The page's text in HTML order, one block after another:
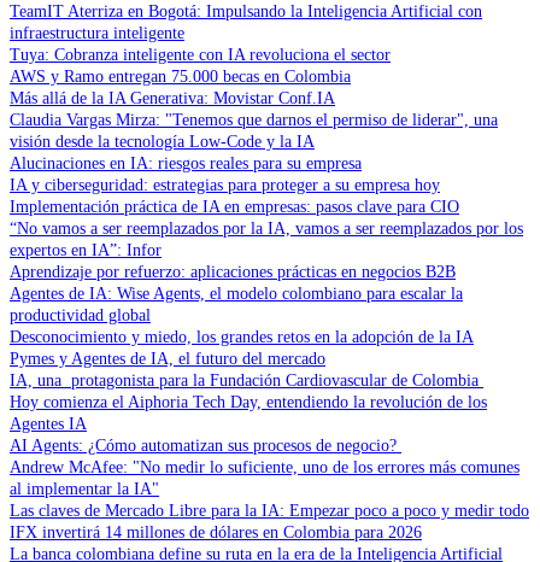
TeamIT Aterriza en Bogotá: Impulsando la Inteligencia Artificial con
infraestructura inteligente
Tuya: Cobranza inteligente con IA revoluciona el sector
AWS y Ramo entregan 75.000 becas en Colombia
Más allá de la IA Generativa: Movistar Conf.IA
Claudia Vargas Mirza: "Tenemos que darnos el permiso de liderar", una
visión desde la tecnología Low-Code y la IA
Alucinaciones en IA: riesgos reales para su empresa
IA y ciberseguridad: estrategias para proteger a su empresa hoy
Implementación práctica de IA en empresas: pasos clave para CIO
“No vamos a ser reemplazados por la IA, vamos a ser reemplazados por los
expertos en IA”: Infor
Aprendizaje por refuerzo: aplicaciones prácticas en negocios B2B
Agentes de IA: Wise Agents, el modelo colombiano para escalar la
productividad global
Desconocimiento y miedo, los grandes retos en la adopción de la IA
Pymes y Agentes de IA, el futuro del mercado
IA, una protagonista para la Fundación Cardiovascular de Colombia
Hoy comienza el Aiphoria Tech Day, entendiendo la revolución de los
Agentes IA
AI Agents: ¿Cómo automatizan sus procesos de negocio?
Andrew McAfee: "No medir lo suficiente, uno de los errores más comunes
al implementar la IA"
Las claves de Mercado Libre para la IA: Empezar poco a poco y medir todo
IFX invertirá 14 millones de dólares en Colombia para 2026
La banca colombiana define su ruta en la era de la Inteligencia Artificial